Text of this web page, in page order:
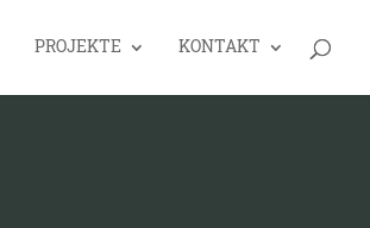
PROJEKTE KONTAKT